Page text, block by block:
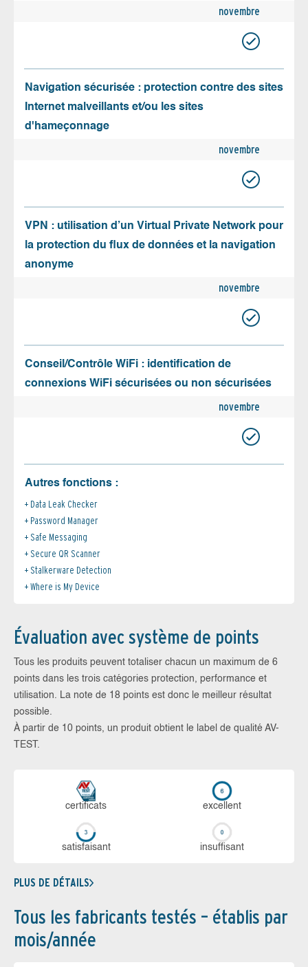
novembre
Navigation sécurisée : protection contre des sites
Internet malveillants et/ou les sites
d'hameçonnage
novembre
VPN : utilisation d’un Virtual Private Network pour
la protection du flux de données et la navigation
anonyme
novembre
Conseil/Contrôle WiFi : identification de
connexions WiFi sécurisées ou non sécurisées
novembre
Autres fonctions :
Data Leak Checker
Password Manager
Safe Messaging
Secure QR Scanner
Stalkerware Detection
Where is My Device
Évaluation avec système de points
Tous les produits peuvent totaliser chacun un maximum de 6
points dans les trois catégories protection, performance et
utilisation. La note de 18 points est donc le meilleur résultat
possible.
À partir de 10 points, un produit obtient le label de qualité AV-
TEST.
certi­ficats ex­cellent
sa­tis­fai­sant in­suf­fi­sant
PLUS DE DÉTAILS
Tous les fabricants testés – établis par
mois/année